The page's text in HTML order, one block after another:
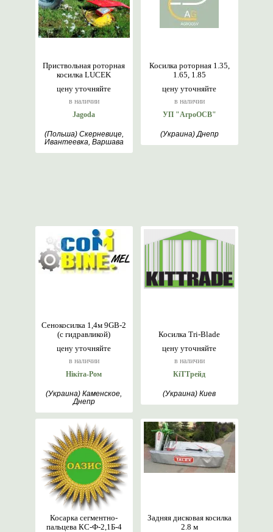
цену уточняйте
в наличии
Приствольная роторная
косилка LUCEK
Jagoda
(Польша) Скерневице,
Ивантеевка, Варшава
цену уточняйте
в наличии
Косилка роторная 1.35,
1.65, 1.85
УП "АгроОСВ"
(Украина) Днепр
цену уточняйте
в наличии
Сенокосилка 1,4м 9GB-2
(с гидравликой)
Нікіта-Ром
(Украина) Каменское,
Днепр
цену уточняйте
в наличии
Косилка Tri-Blade
КіТТрейд
(Украина) Киев
Косарка сегментно-
пальцева КС-Ф-2,1Б-4
Задняя дисковая косилка
2.8 м